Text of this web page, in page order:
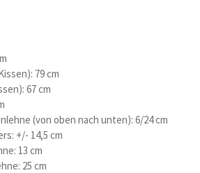
79 cm
67 cm
(von oben nach unten): 6/24 cm
+/- 14,5 cm
13 cm
25 cm